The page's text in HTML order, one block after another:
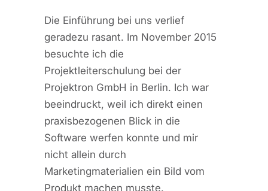
Die Einführung bei uns verlief
geradezu rasant. Im November 2015
besuchte ich die
Projektleiterschulung bei der
Projektron GmbH in Berlin. Ich war
beeindruckt, weil ich direkt einen
praxisbezogenen Blick in die
Software werfen konnte und mir
nicht allein durch
Marketingmaterialien ein Bild vom
Produkt machen musste.